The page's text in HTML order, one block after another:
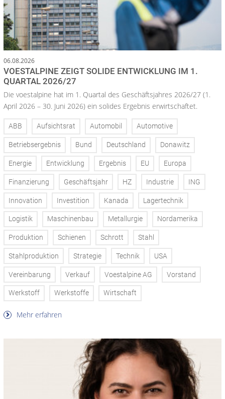
06.08.2026
VOESTALPINE ZEIGT SOLIDE ENTWICKLUNG IM 1.
QUARTAL 2026/27
Die voestalpine hat im 1. Quartal des Geschäftsjahres 2026/27 (1.
April 2026 – 30. Juni 2026) ein solides Ergebnis erwirtschaftet.
ABB Aufsichtsrat Automobil Automotive
Betriebsergebnis Bund Deutschland Donawitz
Energie Entwicklung Ergebnis EU Europa
Finanzierung Geschäftsjahr HZ Industrie ING
Innovation Investition Kanada Lagertechnik
Logistik Maschinenbau Metallurgie Nordamerika
Produktion Schienen Schrott Stahl
Stahlproduktion Strategie Technik USA
Vereinbarung Verkauf Voestalpine AG Vorstand
Werkstoff Werkstoffe Wirtschaft
Mehr erfahren